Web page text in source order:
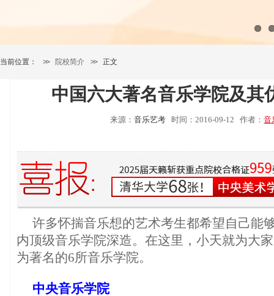
当前位置： >> 院校简介 >> 正文
中国六大著名音乐学院及其
来源：音乐艺考 时间：2016-09-12 作者：音
许多怀揣音乐想的艺术考生都希望自己能
内顶级音乐学院深造。在这里，小天就为大
为著名的6所音乐学院。
中央音乐学院